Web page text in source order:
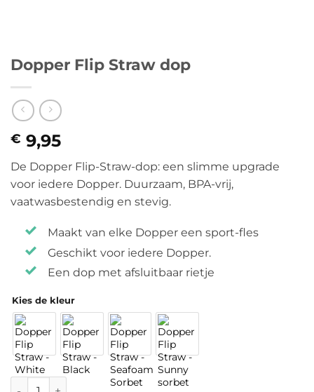
Dopper Flip Straw dop
€ 9,95
De Dopper Flip-Straw-dop: een slimme upgrade
voor iedere Dopper. Duurzaam, BPA-vrij,
vaatwasbestendig en stevig.
Maakt van elke Dopper een sport-fles
Geschikt voor iedere Dopper.
Een dop met afsluitbaar rietje
Kies de kleur
Dopper Flip Straw dop aantal